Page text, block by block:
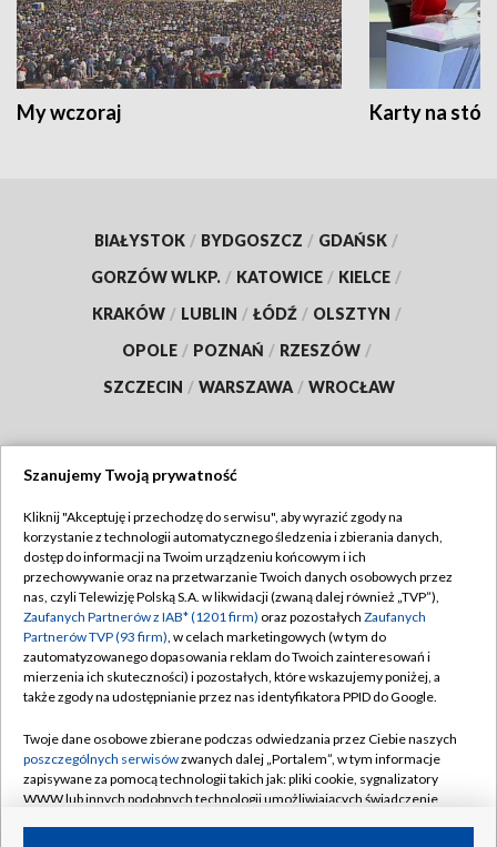
My wczoraj Karty na
BIAŁYSTOK / BYDGOSZCZ / GDAŃSK /
GORZÓW WLKP. / KATOWICE / KIELCE /
KRAKÓW / LUBLIN / ŁÓDŹ / OLSZTYN /
OPOLE / POZNAŃ / RZESZÓW /
SZCZECIN / WARSZAWA / WROCŁAW
TVP
Abonament TVP
Emisja w TVP
Centrum informacji TVP
Naziemna Telewizja Cyfrowa
Rada Programowa
System NOS
Informacje o nadawcy
Regulamin TVP
Polityka prywatności
Moje zgody
Pomoc
Kontakt
Kanały
Szanujemy Twoją prywatność
Kliknij "Akceptuję i przechodzę do serwisu", aby wyrazić zgody na
korzystanie z technologii automatycznego śledzenia i zbierania danych,
dostęp do informacji na Twoim urządzeniu końcowym i ich
przechowywanie oraz na przetwarzanie Twoich danych osobowych przez
nas, czyli Telewizję Polską S.A. w likwidacji (zwaną dalej również „TVP”),
Zaufanych Partnerów z IAB* (1201 firm) oraz pozostałych Zaufanych
Partnerów TVP (93 firm), w celach marketingowych (w tym do
zautomatyzowanego dopasowania reklam do Twoich zainteresowań i
mierzenia ich skuteczności) i pozostałych, które wskazujemy poniżej, a
także zgody na udostępnianie przez nas identyfikatora PPID do Google.
Twoje dane osobowe zbierane podczas odwiedzania przez Ciebie naszych
poszczególnych serwisówzwanych dalej „Portalem”, w tym informacje
zapisywane za pomocą technologii takich jak: pliki cookie, sygnalizatory
WWW lub innych podobnych technologii umożliwiających świadczenie